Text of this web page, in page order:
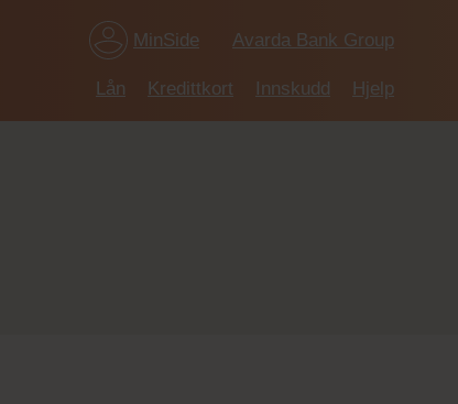
Lån Kredittkort Innskudd Hjelp
MinSide Avarda Bank Group